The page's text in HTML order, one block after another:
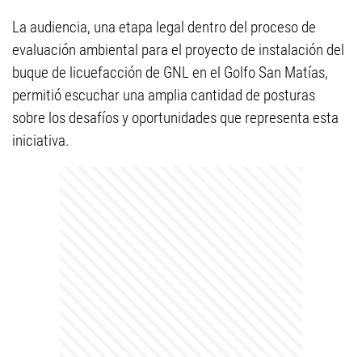
La audiencia, una etapa legal dentro del proceso de
evaluación ambiental para el proyecto de instalación del
buque de licuefacción de GNL en el Golfo San Matías,
permitió escuchar una amplia cantidad de posturas
sobre los desafíos y oportunidades que representa esta
iniciativa.